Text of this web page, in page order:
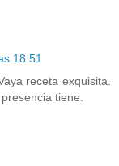
18:51
receta exquisita.
tiene.